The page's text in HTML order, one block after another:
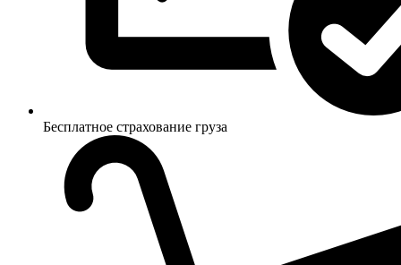
Бесплатное страхование груза